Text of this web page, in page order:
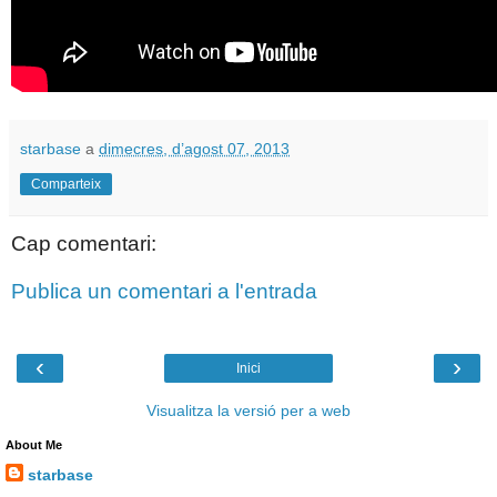
starbase a dimecres, d’agost 07, 2013
Comparteix
Cap comentari:
Publica un comentari a l'entrada
‹ ›
Inici
Visualitza la versió per a web
About Me
starbase